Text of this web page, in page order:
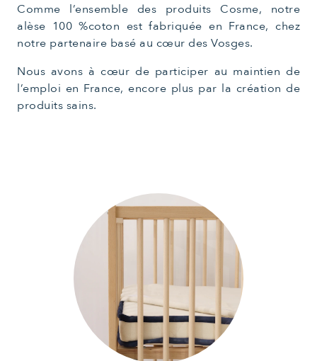
Comme l’ensemble des produits Cosme, notre
alèse 100 %coton est fabriquée en France, chez
notre partenaire basé au cœur des Vosges.
Nous avons à cœur de participer au maintien de
l’emploi en France, encore plus par la création de
produits sains.